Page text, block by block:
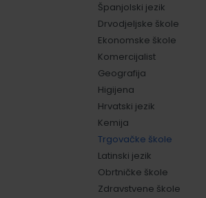
Španjolski jezik
Drvodjeljske škole
Ekonomske škole
Komercijalist
Geografija
Higijena
Hrvatski jezik
Kemija
Trgovačke škole
Latinski jezik
Obrtničke škole
Zdravstvene škole